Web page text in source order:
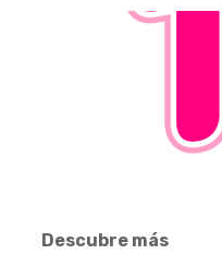
Descubre más